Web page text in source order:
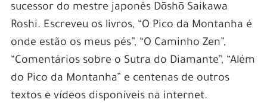
sucessor do mestre japonês Dōshō Saikawa
Roshi. Escreveu os livros, “O Pico da Montanha é
onde estão os meus pés”, “O Caminho Zen”,
“Comentários sobre o Sutra do Diamante”, “Além
do Pico da Montanha” e centenas de outros
textos e vídeos disponíveis na internet.